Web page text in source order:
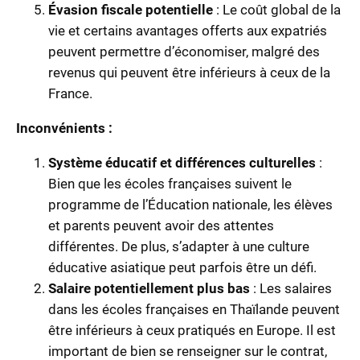
Évasion fiscale potentielle : Le coût global de la
vie et certains avantages offerts aux expatriés
peuvent permettre d’économiser, malgré des
revenus qui peuvent être inférieurs à ceux de la
France.
Inconvénients :
Système éducatif et différences culturelles :
Bien que les écoles françaises suivent le
programme de l’Éducation nationale, les élèves
et parents peuvent avoir des attentes
différentes. De plus, s’adapter à une culture
éducative asiatique peut parfois être un défi.
Salaire potentiellement plus bas : Les salaires
dans les écoles françaises en Thaïlande peuvent
être inférieurs à ceux pratiqués en Europe. Il est
important de bien se renseigner sur le contrat,